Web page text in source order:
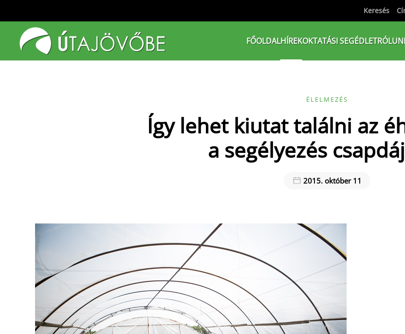
Fő tartalom átugrása
Keresés
FŐOLDALHÍREKOKTATÁSI SEGÉDLET
ÉLELMEZÉS
Így lehet kiutat találni az
a segélyezés
2015. október 11